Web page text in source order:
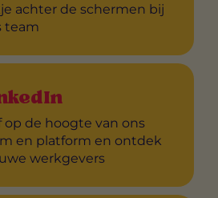
achter de schermen bij
team
op de hoogte van ons
en platform en ontdek
werkgevers